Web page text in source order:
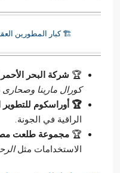
🏗️ كبار المطورين
🏆 شركة البحر
كورال مارينا وصحارى
🏆 أوراسكوم للتطوير
الراقية في الجونة.
🏆 مجموعة طلعت
الاستخدامات مثل